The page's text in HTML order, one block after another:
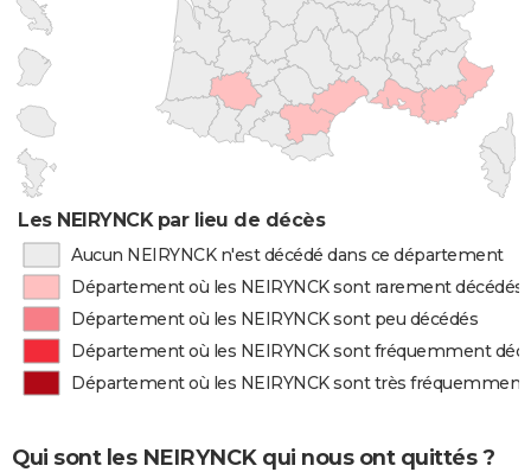
Les NEIRYNCK par lieu de décès
Aucun NEIRYNCK n'est décédé dans ce département
Département où les NEIRYNCK sont rarement décédés
Département où les NEIRYNCK sont peu décédés
Département où les NEIRYNCK sont fréquemment
Département où les NEIRYNCK sont très fréquemment
Qui sont les NEIRYNCK qui nous ont quittés ?